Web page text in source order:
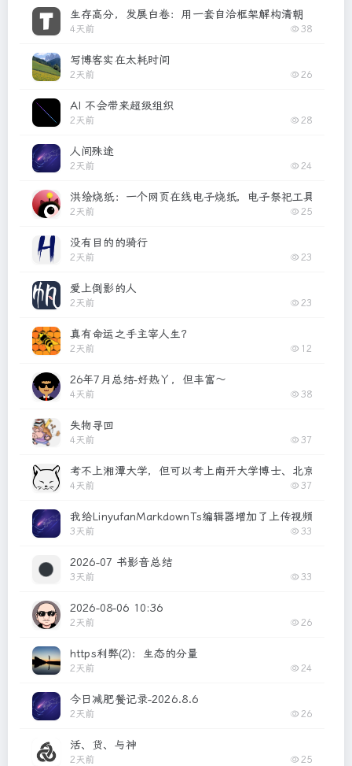
生存高分，发展白卷：用一套自洽框架解构清朝
4天前 38
写博客实在太耗时间
2天前 26
AI 不会带来超级组织
2天前 28
人间殊途
2天前 24
洪绘烧纸：一个网页在线电子烧纸，电子祭祀工具
2天前 25
没有目的的骑行
2天前 23
爱上倒影的人
2天前 23
真有命运之手主宰人生？
2天前 12
26年7月总结-好热丫，但丰富～
4天前 38
失物寻回
4天前 37
考不上湘潭大学，但可以考上南开大学博士、北京大学博
4天前 37
我给LinyufanMarkdownTs编辑器增加了上传视频的功能
3天前 33
2026-07 书影音总结
3天前 33
2026-08-06 10:36
2天前 26
https利弊(2)：生态的分量
2天前 24
今日减肥餐记录-2026.8.6
2天前 26
活、货、与神
2天前 25